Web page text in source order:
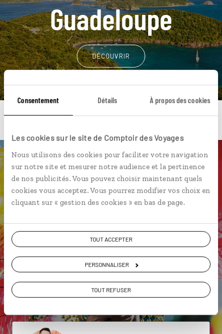
Consentement Détails À propos des cookies
Les cookies sur le site de Comptoir des Voyages
Nous utilisons des cookies pour faciliter votre navigation
sur notre site et mesurer notre audience et la pertinence
de nos publicités. Vous pouvez choisir maintenant quels
cookies vous acceptez. Vous pourrez modifier vos choix en
cliquant sur « gestion des cookies » en bas de page.
TOUT ACCEPTER
PERSONNALISER
TOUT REFUSER
Guadeloupe
DÉCOUVRIR
Une envie de voyage
particulière ?
Basse Terre Gosier La Désirade Caraïbes
Chutes du Carbet Grande-Terre Petite Terre
Caraïbes